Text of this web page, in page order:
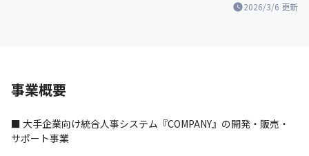
2026/3/6 更新
事業概要
■ 大手企業向け統合人事システム『COMPANY』の開発・販売・
サポート事業